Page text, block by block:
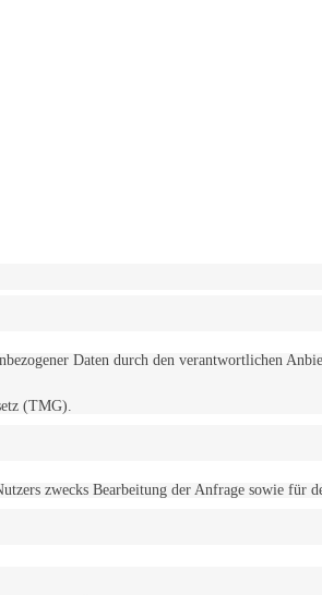
Daten durch den verantwortlichen
(TMG).
zwecks Bearbeitung der Anfrage sowie für